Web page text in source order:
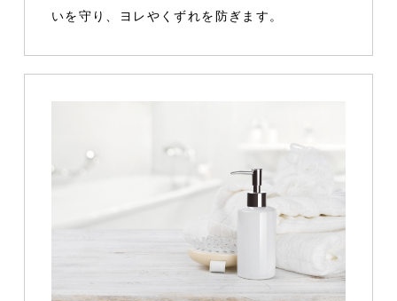
いを守り、ヨレやくずれを防ぎます。